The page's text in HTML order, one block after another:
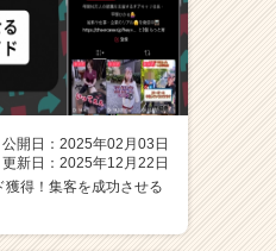
公開日：2025年02月03日
更新日：2025年12月22日
得！集客を成功させる